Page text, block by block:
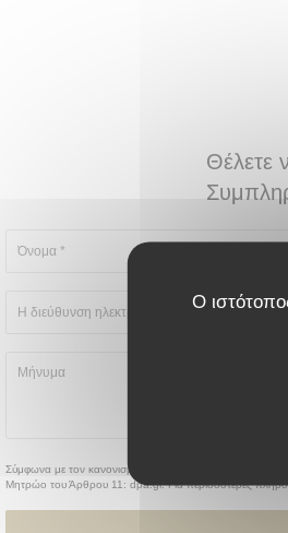
Ο
Θέλετε
Σύμφωνα με τον κανονισμό προστασίας δεδομένων
Μητρώο του Άρθρου 11: dpa.gr. Για περισσότερες